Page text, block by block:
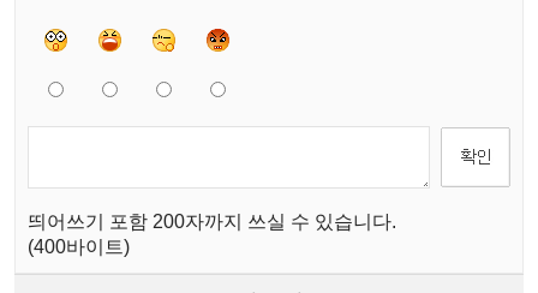
띄어쓰기 포함 200자까지 쓰실 수 있습니다.
(400바이트)